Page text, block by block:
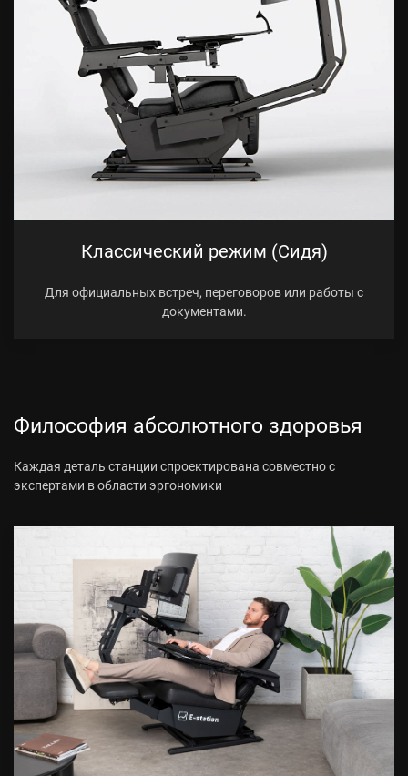
Классический режим (Сидя)
Для официальных встреч, переговоров или работы с
документами.
Философия абсолютного здоровья
Каждая деталь станции спроектирована совместно с
экспертами в области эргономики